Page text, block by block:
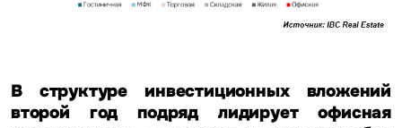
В структуре инвестиционных вложений
второй год подряд лидирует офисная